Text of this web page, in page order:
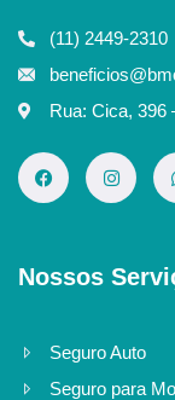
(11) 2449-2310
Rua: Cica, 396
Nossos
Seguro Auto
Seguro para